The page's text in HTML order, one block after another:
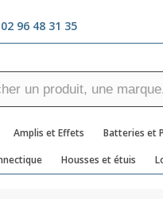
02 96 48 31 35
Amplis et Effets Batteries et
Housses et étuis